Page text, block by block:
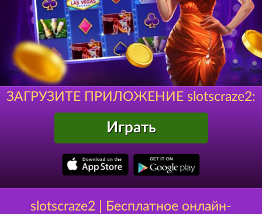
ЗАГРУЗИТЕ ПРИЛОЖЕНИЕ slotscraze2:
Играть
slotscraze2 | Бесплатное онлайн-